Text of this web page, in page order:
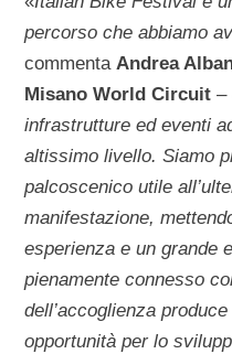
percorso che abbiamo
commentaAndrea
Misano World Circuit –
infrastrutture ed eventi
altissimo livello. Siamo
palcoscenico utile
manifestazione,
esperienza e un grande
pienamente connesso
dell’accoglienza
opportunità per lo